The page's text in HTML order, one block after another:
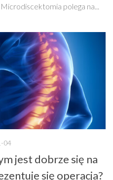
polega na...
04
jest dobrze się na
się operacja?